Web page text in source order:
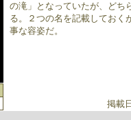
の滝」となっていたが、どち
る。２つの名を記載しておく
事な容姿だ。
掲載